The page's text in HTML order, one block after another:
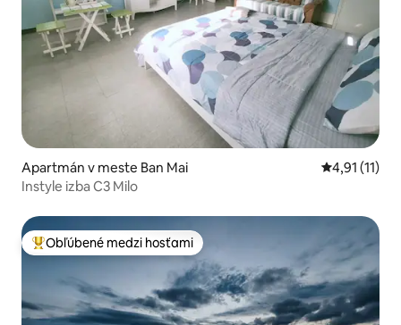
Apartmán v meste Ban Mai Priemerné
4,91 (11)
Instyle izba C3 Milo
Najobľúbenejšie medzi hosťami
Obľúbené medzi hosťami